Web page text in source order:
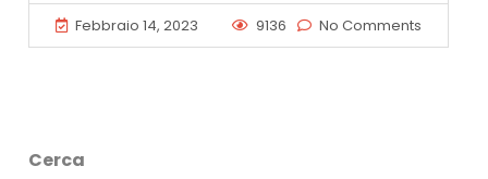
Febbraio 14, 2023 9136 No Comments
Cerca